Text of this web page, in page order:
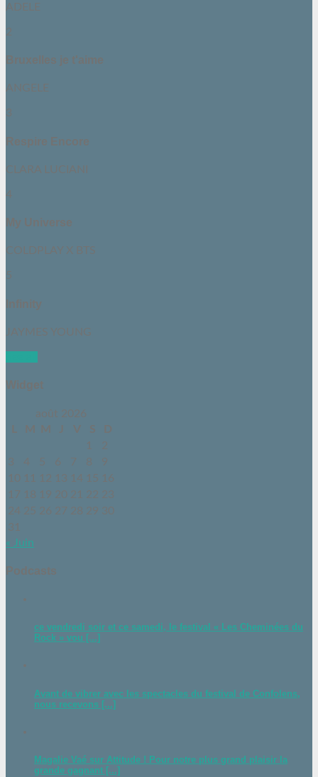
ADELE
2
Bruxelles je t'aime
ANGELE
3
Respire Encore
CLARA LUCIANI
4
My Universe
COLDPLAY X BTS
5
Infinity
JAYMES YOUNG
Widget
août 2026
L
M M J V S
D
1
2
3
4 5 6 7 8
9
10 11 12 13 14 15 16
17 18 19 20 21 22 23
24 25 26 27 28 29 30
31
« Juin
Podcasts
ce vendredi soir et ce samedi, le festival « Les Cheminées du
Rock » vou [...]
Avant de vibrer avec les spectacles du festival de Confolens,
nous recevons [...]
Magalie Vaé sur Attitude ! Pour notre plus grand plaisir la
grande gagnant [...]